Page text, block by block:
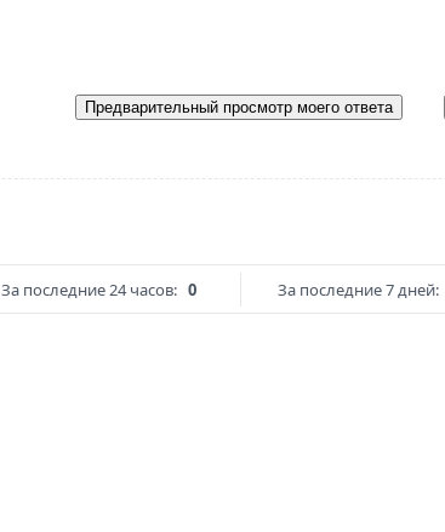
Предварительный просмотр моего ответа
За последние 24 часов: 0 За последние 7 дней: